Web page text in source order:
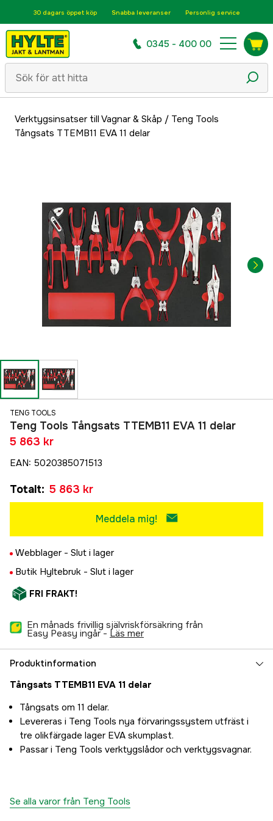
30 dagars öppet köp Snabba leveranser Personlig service
0345 - 400 00
Verktygsinsatser till Vagnar & Skåp / Teng Tools
Tångsats TTEMB11 EVA 11 delar
TENG TOOLS
Teng Tools Tångsats TTEMB11 EVA 11 delar
5 863 kr
EAN: 5020385071513
Totalt: 5 863 kr
Meddela mig!
Webblager - Slut i lager
Butik Hyltebruk - Slut i lager
FRI FRAKT!
En månads frivillig självriskförsäkring från
Easy Peasy ingår - läs mer
Produktinformation
Tångsats TTEMB11 EVA 11 delar
Tångsats om 11 delar.
Levereras i Teng Tools nya förvaringssystem utfräst i
tre olikfärgade lager EVA skumplast.
Passar i Teng Tools verktygslådor och verktygsvagnar.
Se alla varor från Teng Tools